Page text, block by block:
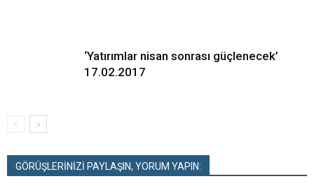
‘Yatırımlar nisan sonrası güçlenecek’
17.02.2017
GÖRÜŞLERİNİZİ PAYLAŞIN, YORUM YAPIN: